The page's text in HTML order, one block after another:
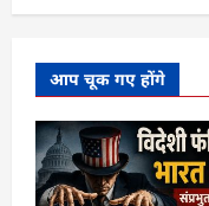
आप चूक गए होंगे